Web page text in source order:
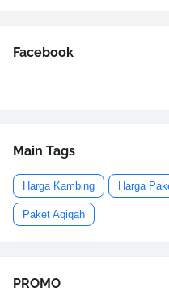
Facebook
Main Tags
Harga Kambing Harga
Paket Aqiqah
PROMO